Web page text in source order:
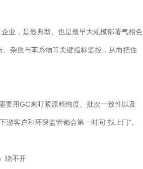
业，是最典型、也是最早大规模部署气相色
杂质与苯系物等关键指标监控，从而把住
用GC来盯紧原料纯度、批次一致性以及
客户和环保监管都会第一时间"找上门"。
绕不开